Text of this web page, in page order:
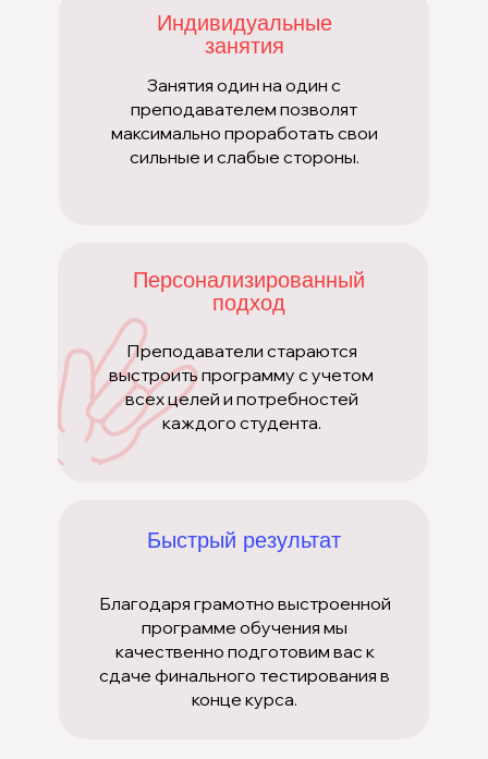
Персонализированный
подход
Преподаватели стараются
выстроить программу с учетом
всех целей и потребностей
каждого студента.
Индивидуальные
занятия
Занятия один на один с
преподавателем позволят
максимально проработать свои
сильные и слабые стороны.
Быстрый результат
Благодаря грамотно выстроенной
программе обучения мы
качественно подготовим вас к
сдаче финального тестирования в
конце курса.